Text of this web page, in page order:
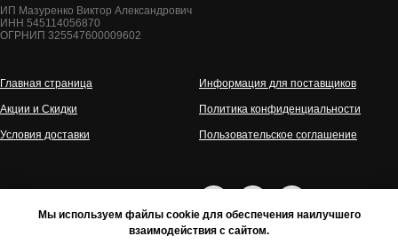
законодательству РФ. Изменения
условий настоящих правил вступают
ИП Мазуренко Виктор Александрович
ИНН 545114056870
ОГРНИП 325547600009602
Главная страница
Акции и Скидки
Условия доставки
Информация для поставщиков
Политика конфиденциальности
Пользовательское соглашение
Мы используем файлы cookie для обеспечения наилучшего
взаимодействия с сайтом.